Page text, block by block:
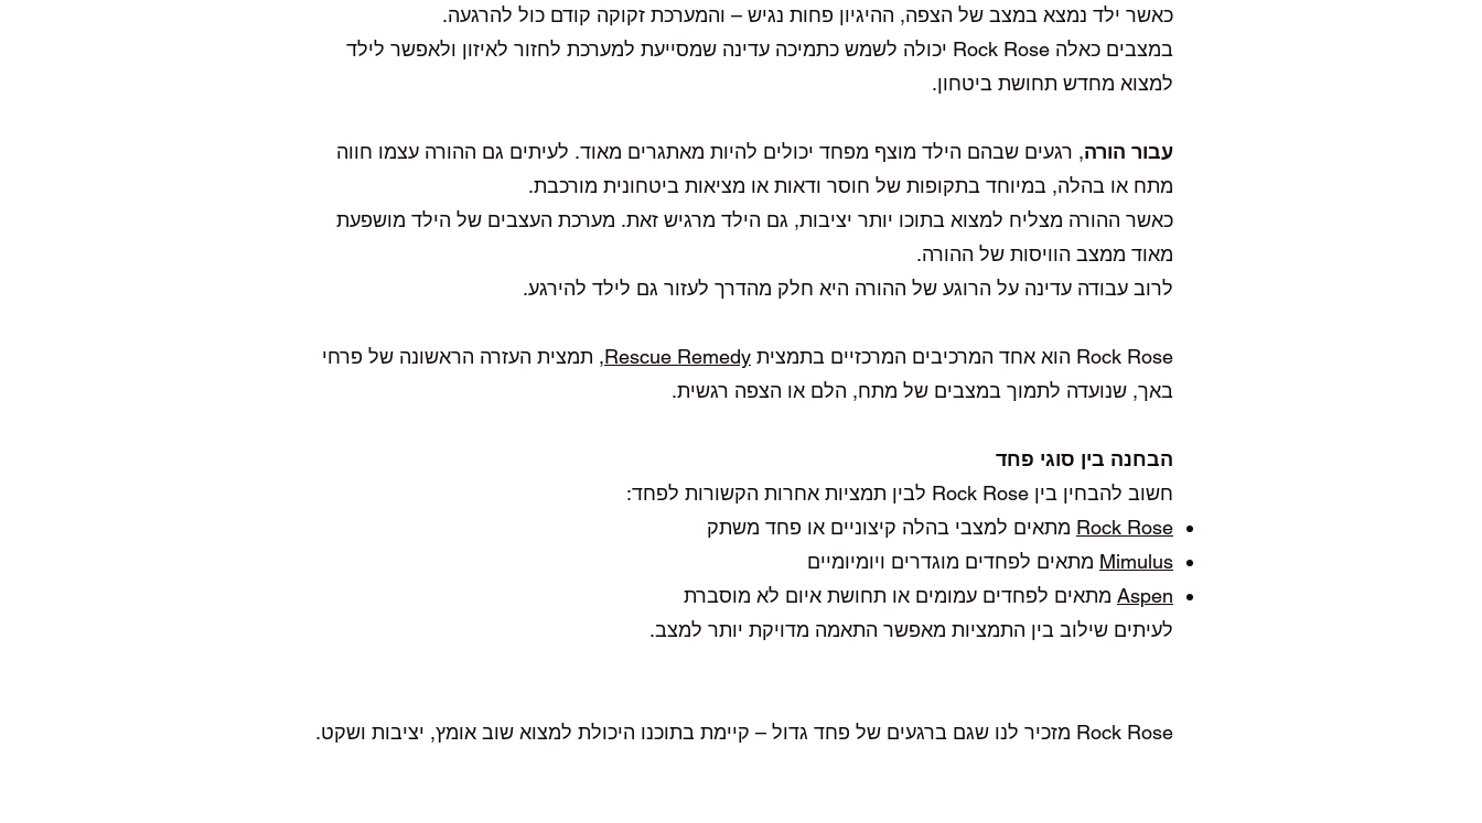
כאשר ילד נמצא במצב של הצפה, ההיגיון פחות נגיש – והמערכת זקוקה קודם כול להרגעה.
במצבים כאלה Rock Rose יכולה לשמש כתמיכה עדינה שמסייעת למערכת לחזור לאיזון ולאפשר לילד
למצוא מחדש תחושת ביטחון.
עבור הורה, רגעים שבהם הילד מוצף מפחד יכולים להיות מאתגרים מאוד. לעיתים גם ההורה עצמו חווה
מתח או בהלה, במיוחד בתקופות של חוסר ודאות או מציאות ביטחונית מורכבת.
כאשר ההורה מצליח למצוא בתוכו יותר יציבות, גם הילד מרגיש זאת. מערכת העצבים של הילד מושפעת
מאוד ממצב הוויסות של ההורה.
לרוב עבודה עדינה על הרוגע של ההורה היא חלק מהדרך לעזור גם לילד להירגע.
Rock Rose הוא אחד המרכיבים המרכזיים בתמצית Rescue Remedy, תמצית העזרה הראשונה של פרחי
באך, שנועדה לתמוך במצבים של מתח, הלם או הצפה רגשית.
הבחנה בין סוגי פחד
חשוב להבחין בין Rock Rose לבין תמציות אחרות הקשורות לפחד:
Rock Rose מתאים למצבי בהלה קיצוניים או פחד משתק
Mimulus מתאים לפחדים מוגדרים ויומיומיים
Aspen מתאים לפחדים עמומים או תחושת איום לא מוסברת
לעיתים שילוב בין התמציות מאפשר התאמה מדויקת יותר למצב.
Rock Rose מזכיר לנו שגם ברגעים של פחד גדול – קיימת בתוכנו היכולת למצוא שוב אומץ, יציבות ושקט.